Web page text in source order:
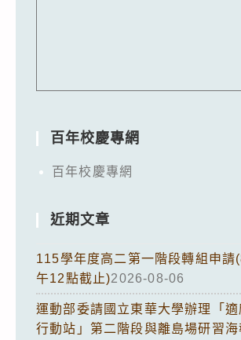
百年校慶專網
百年校慶專網
近期文章
115學年度高二第一階段轉組申請
午12點截止)2026-08-06
運動部委請國立東華大學辦理「
行動站」第二階段與離島場研習